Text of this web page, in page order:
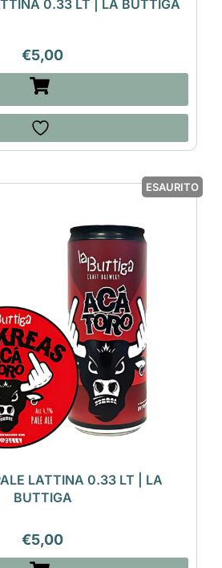
0.33 LT | LA BUTTIGA
€5,00
ESAURITO
LATTINA 0.33 LT | LA
BUTTIGA
€5,00